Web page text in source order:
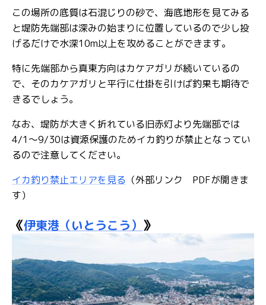
この場所の底質は石混じりの砂で、海底地形を見てみる
と堤防先端部は深みの始まりに位置しているので少し投
げるだけで水深10m以上を攻めることができます。
特に先端部から真東方向はカケアガリが続いているの
で、そのカケアガリと平行に仕掛を引けば釣果も期待で
きるでしょう。
なお、堤防が大きく折れている旧赤灯より先端部では
4/1～9/30は資源保護のためイカ釣りが禁止となってい
るので注意してください。
イカ釣り禁止エリアを見る （外部リンク PDFが開きま
す）
《伊東港（いとうこう） 》